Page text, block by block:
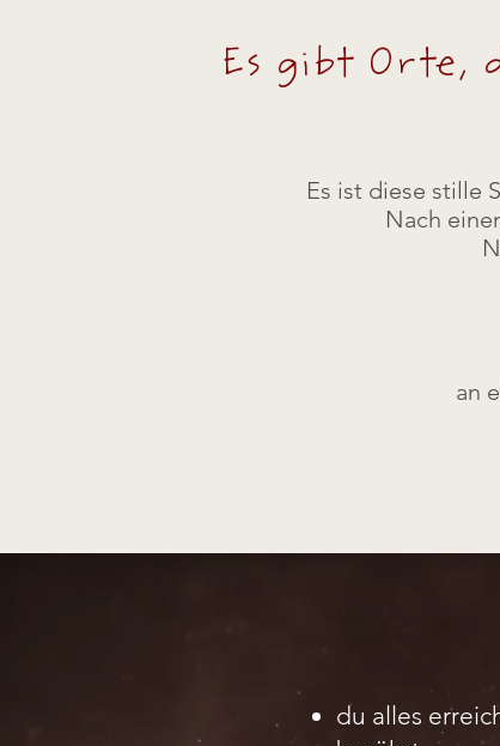
Es gibt Orte,
Es ist diese stille
Nach
an
du alles